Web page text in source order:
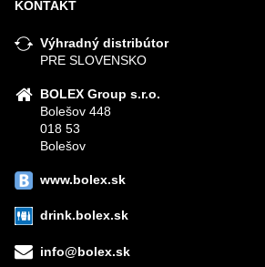
KONTAKT
Výhradný distribútor
PRE SLOVENSKO
BOLEX Group s.r.o.
Bolešov 448
018 53
Bolešov
www.bolex.sk
drink.bolex.sk
info@bolex.sk